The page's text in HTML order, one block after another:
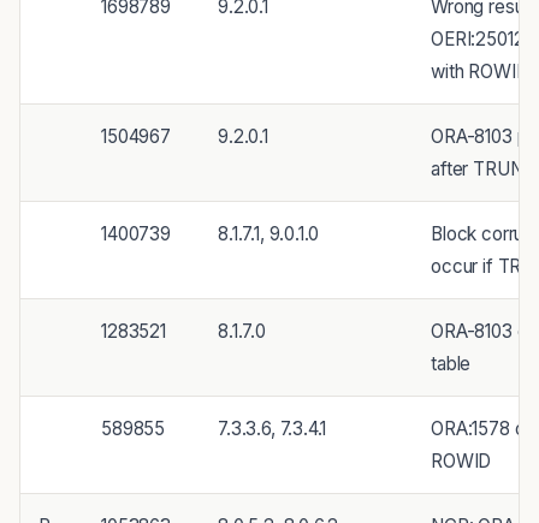
1698789 9.2.0.1
Wrong
OERI:25012
with ROWID
1504967 9.2.0.1
ORA-8103
after
1400739 8.1.7.1, 9.0.1.0
Block
occur if
1283521 8.1.7.0
ORA-8103
table
589855 7.3.3.6, 7.3.4.1
ORA:1578 or
ROWID